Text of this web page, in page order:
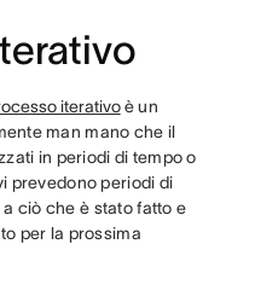
iterativoè un
man mano che il
in periodi di tempo o
prevedono periodi di
ciò che è stato fatto e
per la prossima